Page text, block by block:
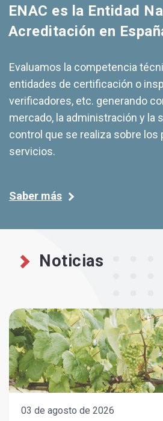
ENAC es la Entidad
Acreditación en
Evaluamos la competencia
entidades de certificación o
verificadores, etc. generando
mercado, la administración y la
control que se realiza sobre los
servicios.
Saber más
Noticias
03 de agosto de 2026